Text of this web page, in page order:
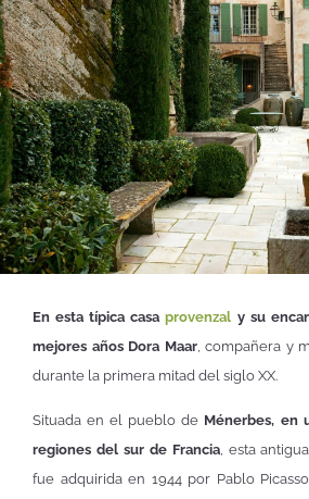
En esta típica casaprovenzal y su
mejores años Dora Maar, compañera y
durante la primera mitad del siglo XX.
Situada en el pueblo de Ménerbes, en
regiones del sur de Francia, esta
fue adquirida en 1944 por Pablo